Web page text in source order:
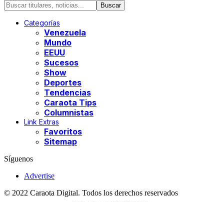
Categorías
Venezuela
Mundo
EEUU
Sucesos
Show
Deportes
Tendencias
Caraota Tips
Columnistas
Link Extras
Favoritos
Sitemap
Síguenos
Advertise
© 2022 Caraota Digital. Todos los derechos reservados